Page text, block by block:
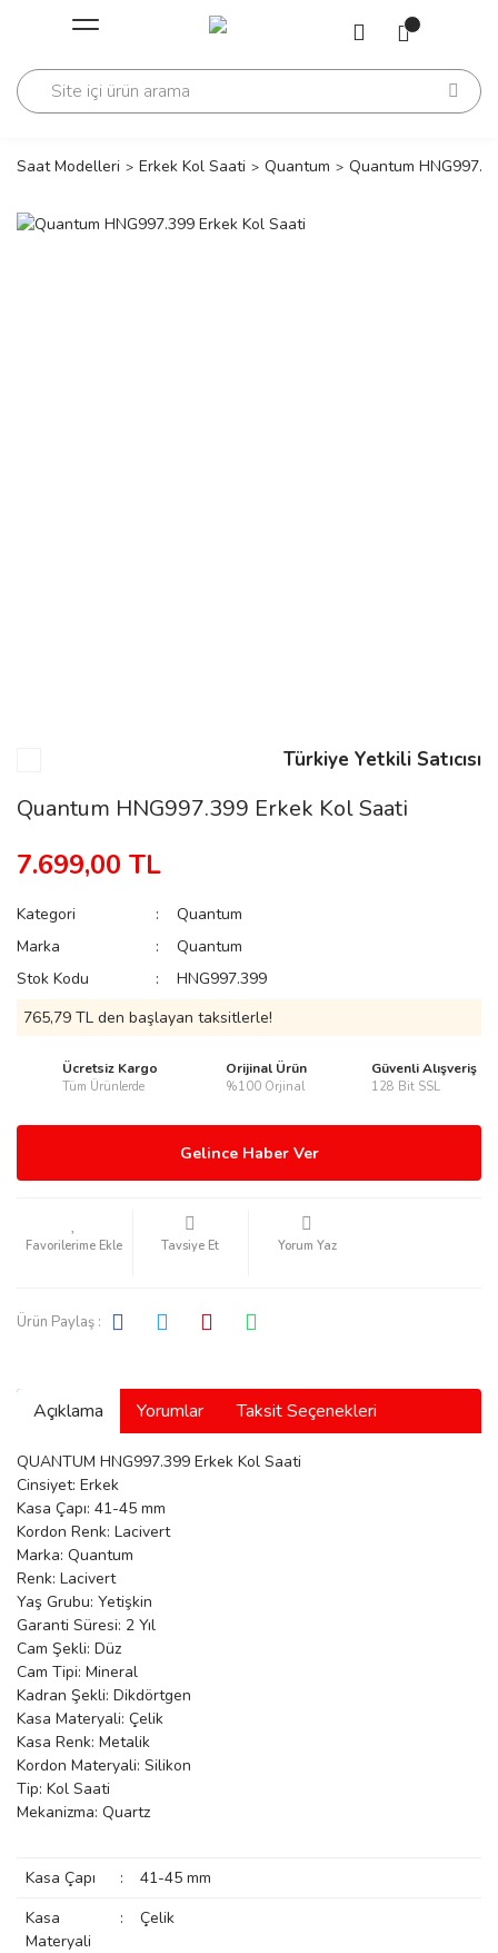
Geri Dön
Manoir
Geri Dön
Saat Modelleri Erkek Kol Saati Quantum Quantum
Türkiye Yetkili Satıcısı
Quantum HNG997.399 Erkek Kol Saati
7.699,00 TL
Kategori
Quantum
Marka
Quantum
Stok Kodu
HNG997.399
765,79 TL den başlayan taksitlerle!
Ücretsiz Kargo
Tüm Ürünlerde
Orijinal Ürün
%100 Orjinal
Güvenli Alışveriş
128 Bit SSL
Gelince Haber Ver
Tavsiye Et Yorum Yaz
Ürün Paylaş :
Açıklama Yorumlar Taksit Seçenekleri
QUANTUM HNG997.399 Erkek Kol Saati
Cinsiyet: Erkek
Kasa Çapı: 41-45 mm
Kordon Renk: Lacivert
Marka: Quantum
Renk: Lacivert
Yaş Grubu: Yetişkin
Garanti Süresi: 2 Yıl
Cam Şekli: Düz
Cam Tipi: Mineral
Kadran Şekli: Dikdörtgen
Kasa Materyali: Çelik
Kasa Renk: Metalik
Kordon Materyali: Silikon
Tip: Kol Saati
Mekanizma: Quartz
Kasa Çapı :
41-45 mm
Kasa
Materyali
: Çelik